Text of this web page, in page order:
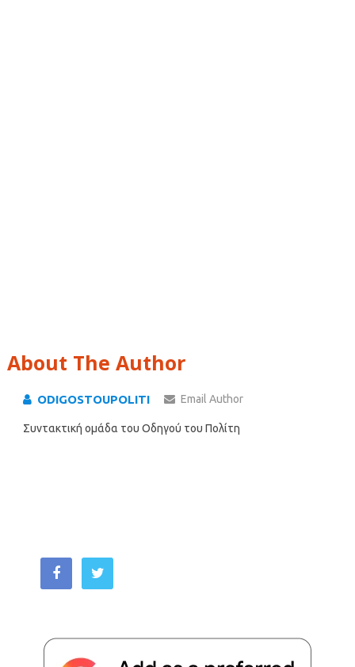
About The Author
ODIGOSTOUPOLITI Email Author
Συντακτική ομάδα του Οδηγού του Πολίτη